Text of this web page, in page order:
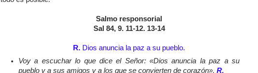
Salmo responsorial
Sal 84, 9. 11-12. 13-14
R. Dios anuncia la paz a su pueblo.
Voy a escuchar lo que dice el Señor: «Dios anuncia la paz a su
pueblo y a sus amigos y a los que se convierten de corazón».R.